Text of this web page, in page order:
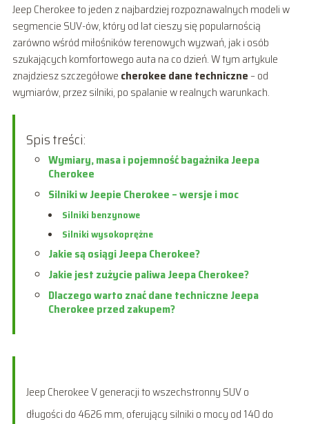
Jeep Cherokee to jeden z najbardziej rozpoznawalnych modeli w
segmencie SUV-ów, który od lat cieszy się popularnością
zarówno wśród miłośników terenowych wyzwań, jak i osób
szukających komfortowego auta na co dzień. W tym artykule
znajdziesz szczegółowe cherokee dane techniczne – od
wymiarów, przez silniki, po spalanie w realnych warunkach.
Spis treści:
Wymiary, masa i pojemność bagażnika Jeepa
Cherokee
Silniki w Jeepie Cherokee – wersje i moc
Silniki benzynowe
Silniki wysokoprężne
Jakie są osiągi Jeepa Cherokee?
Jakie jest zużycie paliwa Jeepa Cherokee?
Dlaczego warto znać dane techniczne Jeepa
Cherokee przed zakupem?
Jeep Cherokee V generacji to wszechstronny SUV o
długości do 4626 mm, oferujący silniki o mocy od 140 do